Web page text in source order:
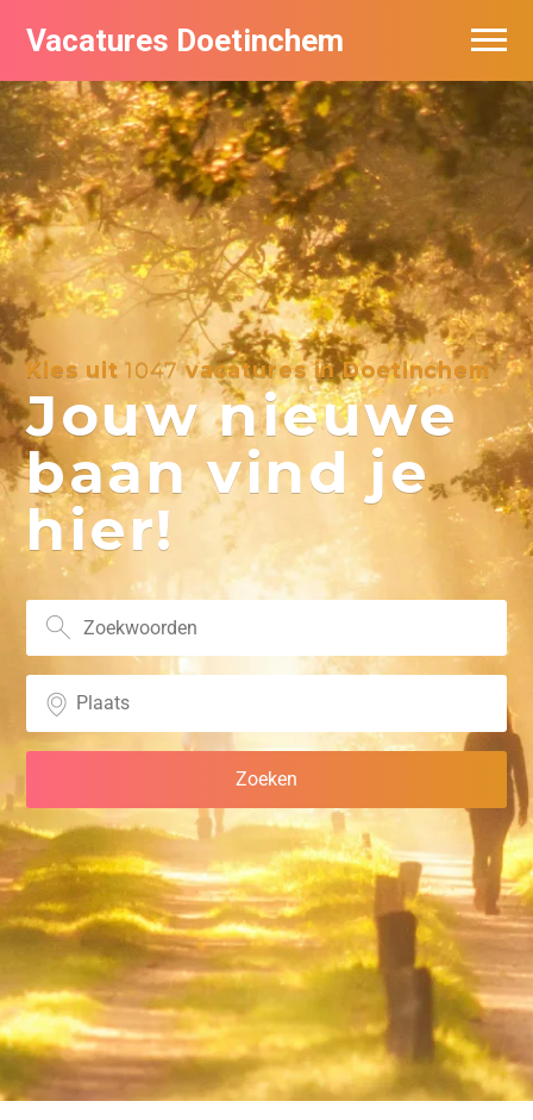
Vacatures Doetinchem
Kies uit1047vacatures in Doetinchem
Jouw nieuwe
baan vind je
hier!
Vacatures per bedrijf
De populairste vacatures in Doetinchem
Nieuwsbrief feed